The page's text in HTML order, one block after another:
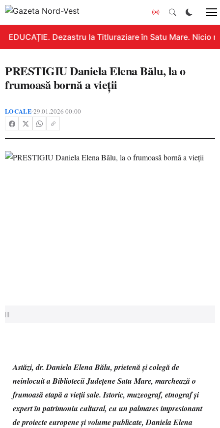
EDUCAȚIE. Dezastru la Titluraziare în Satu Mare. Nicio
PRESTIGIU Daniela Elena Bălu, la o
frumoasă bornă a vieții
LOCALE•29.01.2026 00:00
|||
Astăzi, dr. Daniela Elena Bălu, prietenă și colegă de
neînlocuit a Bibliotecii Județene Satu Mare, marchează o
frumoasă etapă a vieții sale. Istoric, muzeograf, etnograf și
expert în patrimoniu cultural, cu un palmares impresionant
de proiecte europene și volume publicate, Daniela Elena